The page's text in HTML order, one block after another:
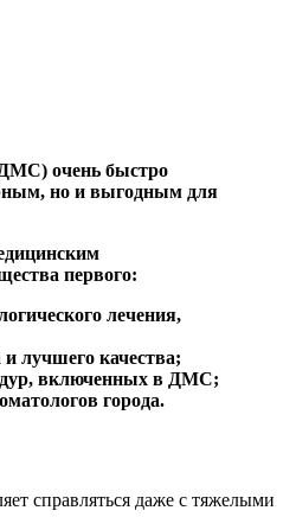
очень быстро
но и выгодным для
первого:
лечения,
лучшего качества;
включенных в ДМС;
города.
справляться даже с тяжелыми